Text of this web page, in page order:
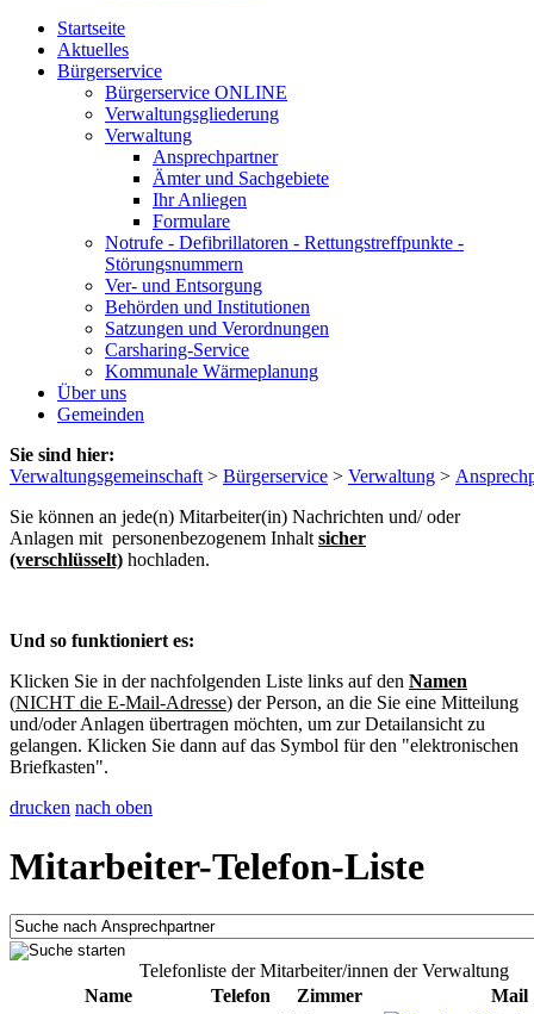
Startseite
Aktuelles
Bürgerservice
Bürgerservice ONLINE
Verwaltungsgliederung
Verwaltung
Ansprechpartner
Ämter und Sachgebiete
Ihr Anliegen
Formulare
Notrufe - Defibrillatoren - Rettungstreffpunkte -
Störungsnummern
Ver- und Entsorgung
Behörden und Institutionen
Satzungen und Verordnungen
Carsharing-Service
Kommunale Wärmeplanung
Über uns
Gemeinden
Sie sind hier:
Verwaltungsgemeinschaft > Bürgerservice > Verwaltung >
Sie können an jede(n) Mitarbeiter(in) Nachrichten und/ oder
Anlagen mit personenbezogenem Inhalt sicher
(verschlüsselt) hochladen.
Und so funktioniert es:
Klicken Sie in der nachfolgenden Liste links auf den Namen
(NICHT die E-Mail-Adresse) der Person, an die Sie eine Mitteilung
und/oder Anlagen übertragen möchten, um zur Detailansicht zu
gelangen. Klicken Sie dann auf das Symbol für den "elektronischen
Briefkasten".
drucken nach oben
Mitarbeiter-Telefon-Liste
Telefonliste der Mitarbeiter/innen der Verwaltung
Name
Telefon Zimmer
Mail